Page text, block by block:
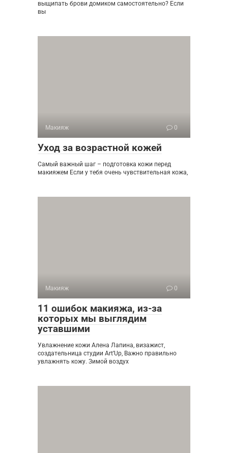
выщипать брови домиком самостоятельно? Если
вы
Макияж 0
Уход за возрастной кожей
Самый важный шаг – подготовка кожи перед
макияжем Если у тебя очень чувствительная кожа,
Макияж 0
11 ошибок макияжа, из-за
которых мы выглядим
уставшими
Увлажнение кожи Алена Лапина, визажист,
создательница студии Art’Up, Важно правильно
увлажнять кожу. Зимой воздух